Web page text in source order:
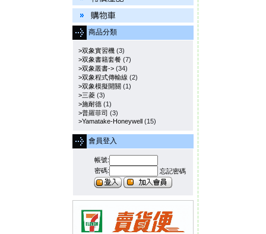
商品分類
>双象實習機(3)
>双象書籍套餐(7)
>双象叢書->(34)
>双象程式傳輸線 (2)
>双象模擬開關(1)
>三菱(3)
>施耐德(1)
>普羅菲司 (3)
>Yamatake-Honeywell(15)
會員登入
帳號:
密碼:
忘記密碼